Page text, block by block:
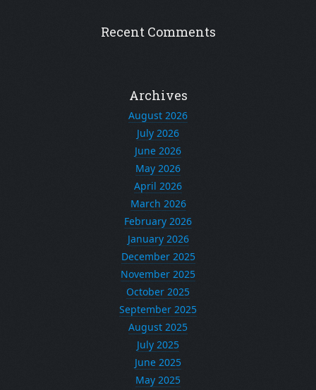
Recent Comments
Archives
August 2026
July 2026
June 2026
May 2026
April 2026
March 2026
February 2026
January 2026
December 2025
November 2025
October 2025
September 2025
August 2025
July 2025
June 2025
May 2025